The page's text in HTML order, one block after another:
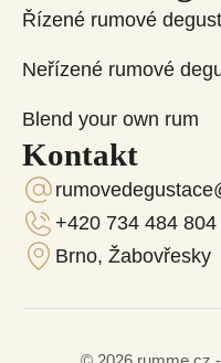
Řízené rumové
Neřízené rumové
Blend your own rum
Kontakt
+420 734 484 804
Brno, Žabovřesky